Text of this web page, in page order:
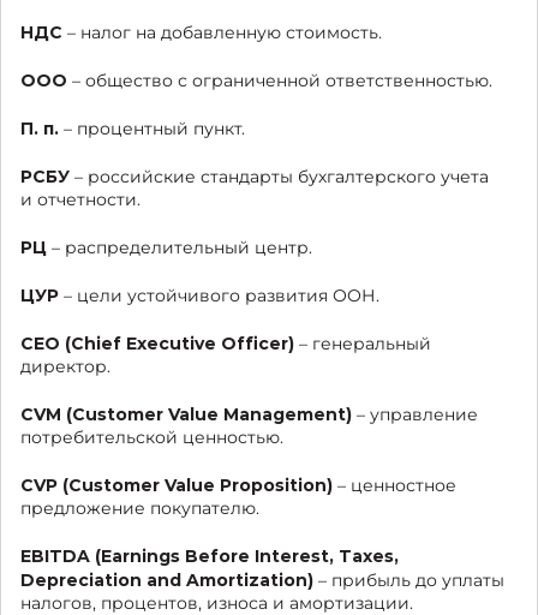
НДС – налог на добавленную стоимость.
ООО – общество с ограниченной ответственностью.
П. п. – процентный пункт.
РСБУ – российские стандарты бухгалтерского учета
и отчетности.
РЦ – распределительный центр.
ЦУР – цели устойчивого развития ООН.
CEO (Chief Executive Officer) – генеральный
директор.
CVM (Customer Value Management) – управление
потребительской ценностью.
CVP (Customer Value Proposition) – ценностное
предложение покупателю.
EBITDA (Earnings Before Interest, Taxes,
Depreciation and Amortization) – прибыль до уплаты
налогов, процентов, износа и амортизации.